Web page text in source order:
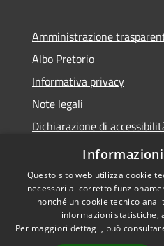
Amministrazione
Albo Pretorio
Informativa privacy
Note legali
Dichiarazione di
Obiettivi di accessibilità
Accessibilità
Questo sito web utilizza cookie
necessari al corretto
nonché un cookie tecnico
informazioni statistiche,
Per maggiori dettagli, può